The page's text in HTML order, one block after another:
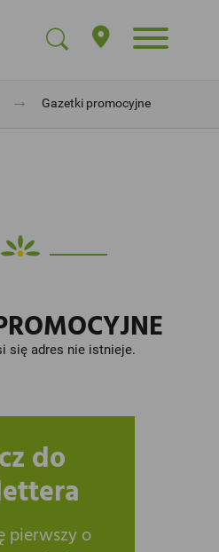
→ Gazetki promocyjne
się adres nie istnieje.
do
pierwszy o